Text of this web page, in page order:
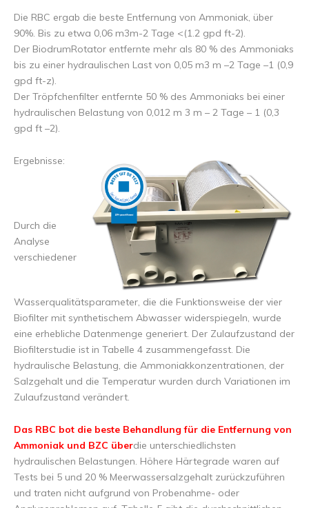
Die RBC ergab die beste Entfernung von Ammoniak, über
90%. Bis zu etwa 0,06 m3m-2 Tage <(1.2 gpd ft-2).
Der BiodrumRotator entfernte mehr als 80 % des Ammoniaks
bis zu einer hydraulischen Last von 0,05 m3 m –2 Tage –1 (0,9
gpd ft-z).
Der Tröpfchenfilter entfernte 50 % des Ammoniaks bei einer
hydraulischen Belastung von 0,012 m 3 m – 2 Tage – 1 (0,3
gpd ft –2).
Ergebnisse:
Durch die
Analyse
verschiedener
Wasserqualitätsparameter, die die Funktionsweise der vier
Biofilter mit synthetischem Abwasser widerspiegeln, wurde
eine erhebliche Datenmenge generiert. Der Zulaufzustand der
Biofilterstudie ist in Tabelle 4 zusammengefasst. Die
hydraulische Belastung, die Ammoniakkonzentrationen, der
Salzgehalt und die Temperatur wurden durch Variationen im
Zulaufzustand verändert.
Das RBC bot die beste Behandlung für die Entfernung von
Ammoniak und BZC überdie unterschiedlichsten
hydraulischen Belastungen. Höhere Härtegrade waren auf
Tests bei 5 und 20 % Meerwassersalzgehalt zurückzuführen
und traten nicht aufgrund von Probenahme- oder